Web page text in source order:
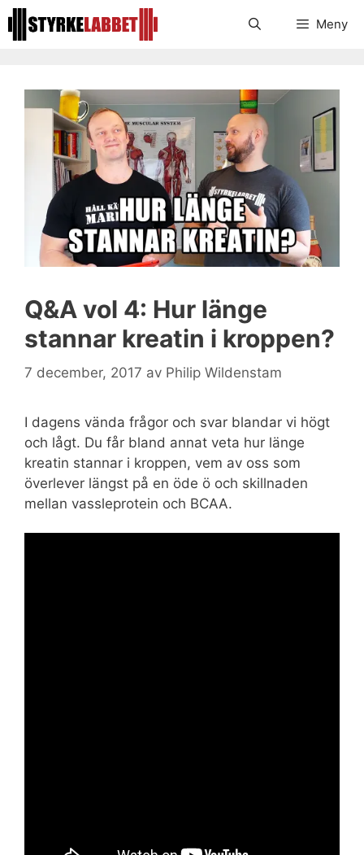
Hoppa
till
Meny
Q&A vol 4: Hur länge
stannar kreatin i kroppen?
7 december, 2017 av Philip Wildenstam
I dagens vända frågor och svar blandar vi högt
och lågt. Du får bland annat veta hur länge
kreatin stannar i kroppen, vem av oss som
överlever längst på en öde ö och skillnaden
mellan vassleprotein och BCAA.